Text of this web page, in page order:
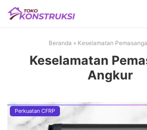
Beranda » Keselamatan
Keselamatan
Angkur
Perkuatan CFRP